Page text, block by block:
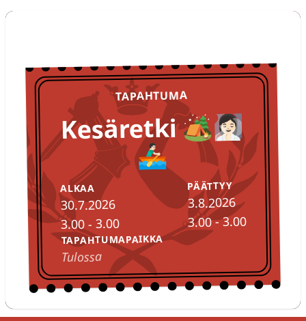
TAPAHTUMA
Kesäretki 🏕️🧖🏻‍♀️
🚣🏻‍♂️
ALKAA
30.7.2026
3.00 - 3.00
PÄÄTTYY
3.8.2026
3.00 - 3.00
TAPAHTUMAPAIKKA
Tulossa